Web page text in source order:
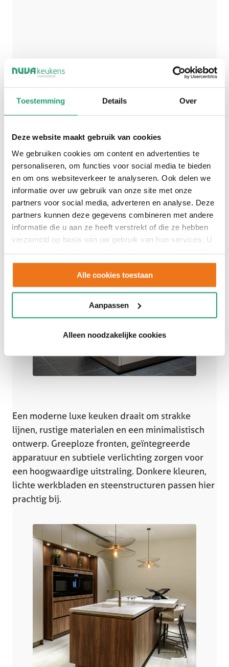
Toestemming Details Over
Deze website maakt gebruik van cookies
We gebruiken cookies om content en advertenties te
personaliseren, om functies voor social media te bieden
en om ons websiteverkeer te analyseren. Ook delen we
informatie over uw gebruik van onze site met onze
partners voor social media, adverteren en analyse. Deze
partners kunnen deze gegevens combineren met andere
informatie die u aan ze heeft verstrekt of die ze hebben
verzameld op basis van uw gebruik van hun services. U
gaat akkoord met onze cookies als u onze website blijft
gebruiken.
Alle cookies toestaan
Aanpassen
Alleen noodzakelijke cookies
strak en modern, terwijl de andere juist warm,
altijd hetzelfde: hoogwaardige materialen,
slimme details en een ontwerp dat klopt in
uitstraling en gebruik.
Een moderne luxe keuken draait om strakke
lijnen, rustige materialen en een minimalistisch
ontwerp. Greeploze fronten, geïntegreerde
apparatuur en subtiele verlichting zorgen voor
een hoogwaardige uitstraling. Donkere kleuren,
lichte werkbladen en steenstructuren passen hier
prachtig bij.